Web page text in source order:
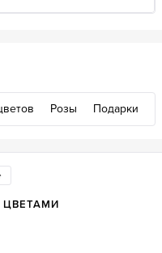
Розы Подарки
ЦВЕТАМИ